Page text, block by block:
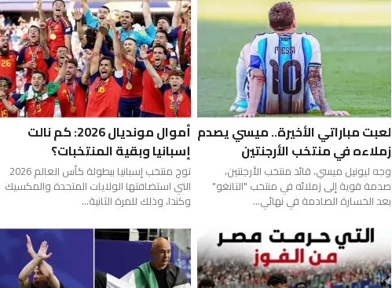
لعبت مباراتي الأخيرة.. ميسي يصدم
زملاءه في منتخب الأرجنتين
وجه ليونيل ميسي، قائد منتخب الأرجنتين،
صدمة قوية إلى زملائه في منتخب "التانغو"
بعد الخسارة الصادمة في نهائي...
أموال مونديال 2026: كم نالت
إسبانيا وبقية المنتخبات؟
توج منتخب إسبانيا ببطولة كأس العالم 2026
التي استضافتها الولايات المتحدة والمكسيك
وكندا، وذلك للمرة الثانية...